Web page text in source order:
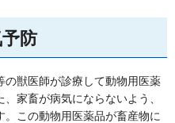
防
獣医師が診療して動物用医薬
家畜が病気にならないよう、
この動物用医薬品が畜産物に